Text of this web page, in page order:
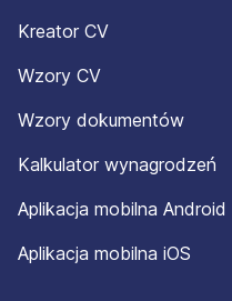
Kreator CV
Wzory CV
Wzory dokumentów
Kalkulator wynagrodzeń
Aplikacja mobilna Android
Aplikacja mobilna iOS